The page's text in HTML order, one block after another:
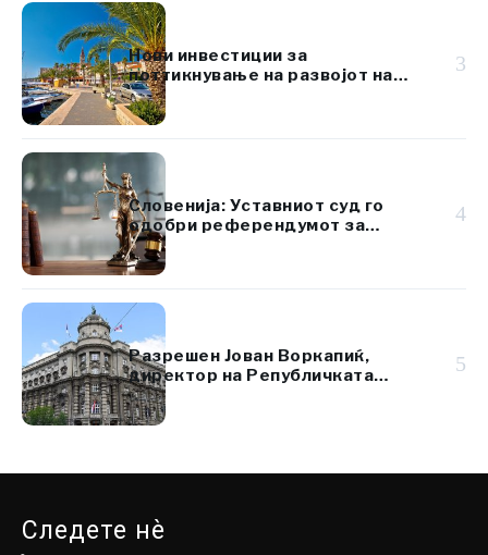
Нови инвестиции за
поттикнување на развојот на
островот Брач
3
Словенија: Уставниот суд го
одобри референдумот за
даночната реформа
4
Разрешен Јован Воркапиќ,
директор на Републичката
дирекција за имот на Србија
5
Следете нè